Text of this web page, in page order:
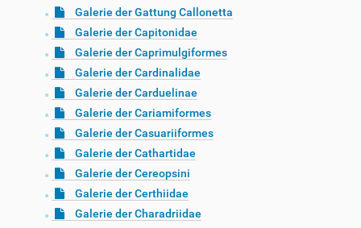
Galerie der Gattung Callonetta
Galerie der Capitonidae
Galerie der Caprimulgiformes
Galerie der Cardinalidae
Galerie der Carduelinae
Galerie der Cariamiformes
Galerie der Casuariiformes
Galerie der Cathartidae
Galerie der Cereopsini
Galerie der Certhiidae
Galerie der Charadriidae